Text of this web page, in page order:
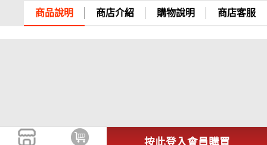
商品說明 商店介紹 購物說明 商店客服
按此登入會員購買
台灣企銀、台中銀行、匯豐銀行、華泰銀行、
臺灣新光銀行、陽信銀行、聯邦銀行、遠東商
銀、元大銀行、永豐銀行、玉山銀行、凱基銀